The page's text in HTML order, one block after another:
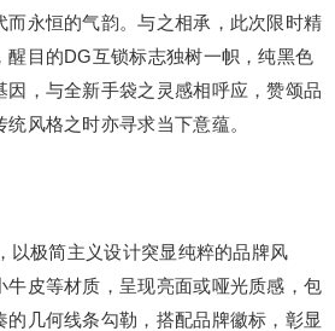
而永恒的气韵。与之相承，此次限时精
醒目的DG互锁标志独树一帜，纯黑色
因，与全新手袋之灵感相呼应，赞颂品
风格之时亦寻求当下意蕴。
以极简主义设计突显纯粹的品牌风
牛皮等材质，呈现亮面或哑光质感，包
几何线条勾勒，搭配品牌徽标，彰显